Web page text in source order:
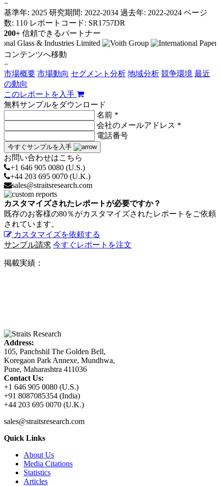
−
基準年: 2025 研究期間: 2022-2034 過去年: 2022-2024 ページ
数: 110 レポートコード: SR1757DR
200+ 信頼できるパートナー
コンテンツへ移動
−
市場概要 市場動向 セグメント分析 地域分析 競争環境 最近
の動向
このレポートを入手
無料サンプルをダウンロード
名前 *
会社のメールアドレス *
電話番号
今すぐサンプルを入手
お問い合わせはこちら
+1 646 905 0080 (U.S.)
+44 203 695 0070 (U.K.)
sales@straitsresearch.com
カスタマイズされたレポートが必要ですか？
既存のお客様の80％がカスタマイズされたレポートをご依頼
されています。
カスタマイズを依頼する
サンプル請求 今すぐレポートを注文
掲載実績：
Address:
105, Panchshil The Golden Bell,
Koregaon Park Annexe, Mundhwa,
Pune, Maharashtra 411036
Contact Us:
+1 646 905 0080 (U.S.)
+91 8087085354 (India)
+44 203 695 0070 (U.K.)
sales@straitsresearch.com
Quick Links
About Us
Media Citations
Statistics
Articles